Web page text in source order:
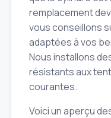
remplacement
vous conseillons
adaptées à vos
Nous installons
résistants aux
courantes.
Voici un aperçu